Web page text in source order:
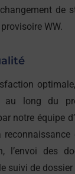
de
WW.
au long du
notre équipe
l’envoi des
suivi de dossier